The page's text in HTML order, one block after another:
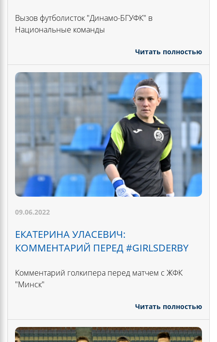
Вызов футболисток "Динамо-БГУФК" в
Национальные команды
Читать полностью
09.06.2022
ЕКАТЕРИНА УЛАСЕВИЧ:
КОММЕНТАРИЙ ПЕРЕД #GIRLSDERBY
Комментарий голкипера перед матчем с ЖФК
"Минск"
Читать полностью